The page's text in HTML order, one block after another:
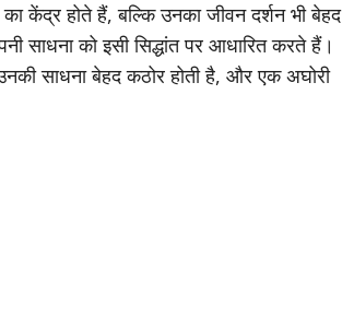
केंद्र होते हैं, बल्कि उनका जीवन दर्शन भी बेहद
साधना को इसी सिद्धांत पर आधारित करते हैं।
साधना बेहद कठोर होती है, और एक अघोरी